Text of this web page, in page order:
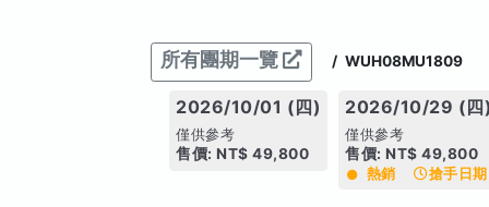
所有團期一覽 / WUH08MU1809
2026/10/01 (四)
僅供參考
售價: NT$ 49,800
2026/10/29 (四
僅供參考
售價: NT$ 49,800
熱銷 搶手日期